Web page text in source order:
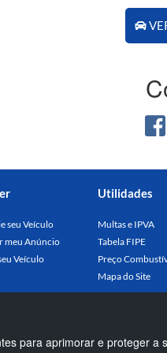
seu Veículo
meu Anúncio
Veículo
Utilidades
Multas e IPVA
Tabela FIPE
Preço
Mapa do Site
para aprimorar e proteger a